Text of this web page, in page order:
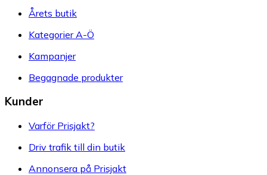
Årets butik
Kategorier A-Ö
Kampanjer
Begagnade produkter
Kunder
Varför Prisjakt?
Driv trafik till din butik
Annonsera på Prisjakt